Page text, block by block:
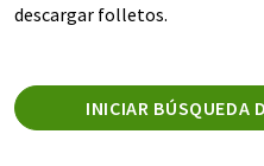
descargar folletos.
INICIAR BÚSQUEDA